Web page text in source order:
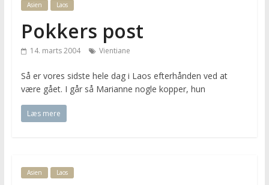
for
Vilde,
Frida,
Marianne
Morten
Asien Laos
Pokkers post
14. marts 2004 Vientiane
Så er vores sidste hele dag i Laos efterhånden ved at
være gået. I går så Marianne nogle kopper, hun
Læs mere
Asien Laos